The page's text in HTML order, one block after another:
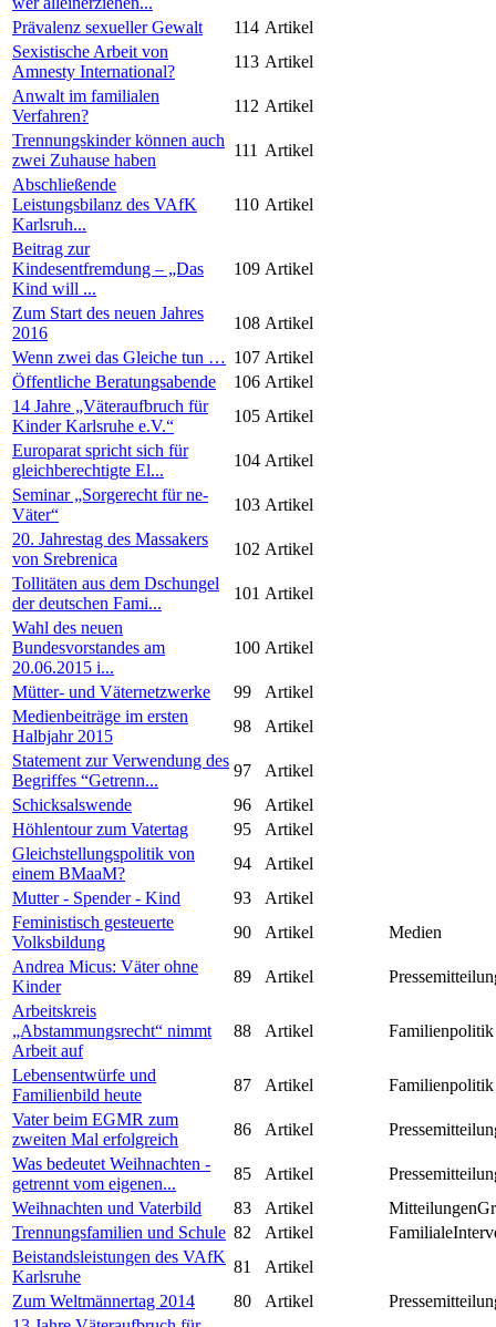
Prävalenz sexueller Gewalt
114 Artikel
Sexistische Arbeit von
Amnesty International?
113 Artikel
Anwalt im familialen
Verfahren?
112 Artikel
Trennungskinder können auch
zwei Zuhause haben
111 Artikel
Abschließende
Leistungsbilanz des VAfK
Karlsruh...
110 Artikel
Beitrag zur
Kindesentfremdung – „Das
Kind will ...
109 Artikel
Zum Start des neuen Jahres
2016
108 Artikel
Wenn zwei das Gleiche tun … 107 Artikel
Öffentliche Beratungsabende
106 Artikel
14 Jahre „Väteraufbruch für
Kinder Karlsruhe e.V.“
105 Artikel
Europarat spricht sich für
gleichberechtigte El...
104 Artikel
Seminar „Sorgerecht für ne-
Väter“
103 Artikel
20. Jahrestag des Massakers
von Srebrenica
102 Artikel
Tollitäten aus dem Dschungel
der deutschen Fami...
101 Artikel
Wahl des neuen
Bundesvorstandes am
20.06.2015 i...
100 Artikel
Mütter- und Väternetzwerke 99
Artikel
Medienbeiträge im ersten
Halbjahr 2015
98
Artikel
Statement zur Verwendung des
Begriffes “Getrenn...
97
Artikel
Schicksalswende
96
Artikel
Höhlentour zum Vatertag
95
Artikel
Gleichstellungspolitik von
einem BMaaM?
94
Artikel
Mutter - Spender - Kind
93
Artikel
Feministisch gesteuerte
Volksbildung
90 Artikel
Medien
Andrea Micus: Väter ohne
Kinder
89 Artikel
Arbeitskreis
„Abstammungsrecht“ nimmt
Arbeit auf
88 Artikel Familienpolitik
Lebensentwürfe und
Familienbild heute
87 Artikel
Familienpolitik
Vater beim EGMR zum
zweiten Mal erfolgreich
86 Artikel
Was bedeutet Weihnachten -
getrennt vom eigenen...
85 Artikel
Weihnachten und Vaterbild
83 Artikel
Trennungsfamilien und Schule 82 Artikel
Beistandsleistungen des VAfK
Karlsruhe
81
Artikel
Zum Weltmännertag 2014
80 Artikel